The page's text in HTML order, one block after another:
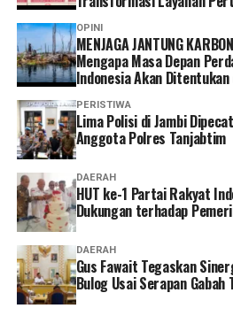
OPINI
MENJAGA JANTUNG
Mengapa Masa Depan
Indonesia Akan Ditentukan
PERISTIWA
Lima Polisi di Jambi
Anggota Polres Tanjabtim
DAERAH
HUT ke-1 Partai Rakyat
Dukungan terhadap
DAERAH
Gus Fawait Tegaskan
Bulog Usai Serapan Gabah